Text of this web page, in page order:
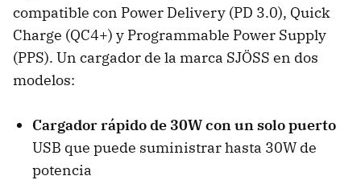
compatible con Power Delivery (PD 3.0), Quick
Charge (QC4+) y Programmable Power Supply
(PPS). Un cargador de la marca SJÖSS en dos
modelos:
Cargador rápido de 30Wcon un solo puerto
USB que puede suministrar hasta 30W de
potencia